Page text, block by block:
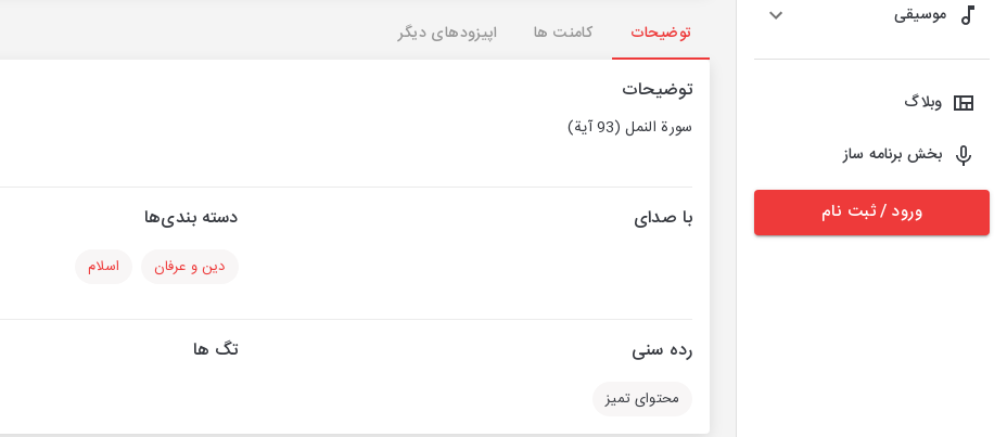
موسیقی
وبلاگ
بخش برنامه ساز
ورود / ثبت نام
توضیحات کامنت ها اپیزودهای دیگر
توضیحات
سورة النمل (93 آية)
با صدای دسته بندی‌ها
دین و عرفان اسلام
رده سنی
محتوای تمیز
تگ ها